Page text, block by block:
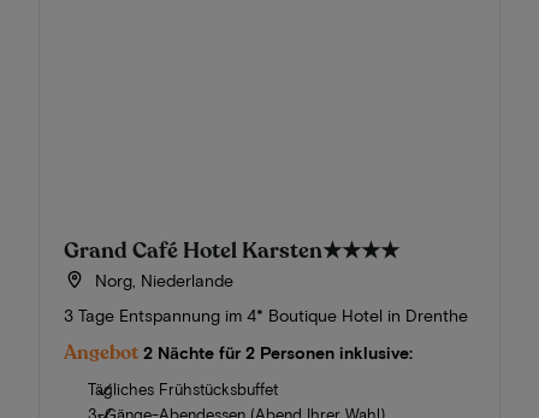
Grand Café Hotel Karsten★★★★
Norg, Niederlande
3 Tage Entspannung im 4* Boutique Hotel in Drenthe
Angebot 2 Nächte für 2 Personen inklusive:
Tägliches Frühstücksbuffet
3-Gänge-Abendessen (Abend Ihrer Wahl)